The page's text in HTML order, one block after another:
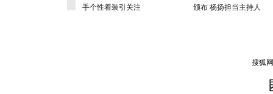
手个性着装引关注
颁布 杨扬担当主持人